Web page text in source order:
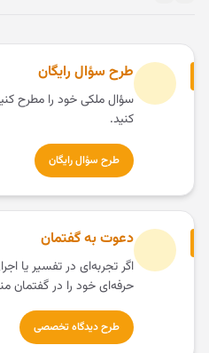
طرح سؤال رایگان
سؤال ملکی خود را مطرح
کنید.
طرح سؤال رایگان
دعوت به گفتمان
اگر تجربه‌ای در تفسیر یا
حرفه‌ای خود را در گفتمان
طرح دیدگاه تخصصی